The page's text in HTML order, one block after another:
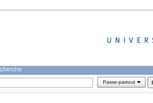
Passe-partout